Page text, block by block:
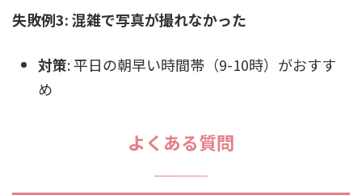
失敗例3: 混雑で写真が撮れなかった
対策: 平日の朝早い時間帯（9-10時）がおすす
め
よくある質問